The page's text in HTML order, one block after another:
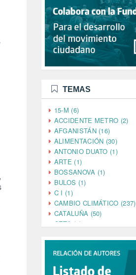
TEMAS
15-M (6)
ACCIDENTE METRO (2)
AFGANISTÁN (16)
ALIMENTACIÓN (30)
ANTONIO DUATO (1)
ARTE (1)
BOSSANOVA (1)
BULOS (1)
C I (1)
CAMBIO CLIMÁTICO (237)
CATALUÑA (50)
CETA (2)
CINE (35)
CIUDADANÍA (633)